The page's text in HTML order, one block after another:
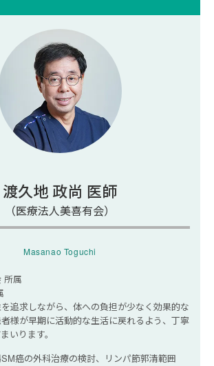
肝障害の分類における位置付け
ール性脂肪肝
コール性肝線維症
ール性肝硬変
ール性肝炎
ール性肝がん
肝炎の検査と診断
査・画像検査
肝炎の治療についてよくある質問
ール性肝炎の治療についてよくある質
は禁酒すると回復しますか？
コール性肝炎が回復するまでの期間は？
渡久地 政尚 医師
（医療法人美喜有会）
Masanao Toguchi
所属
追求しながら、体への負担が少なく効果的な
様が早期に活動的な生活に戻れるよう、丁寧
いります。
癌の外科治療の検討、リンパ節郭清範囲